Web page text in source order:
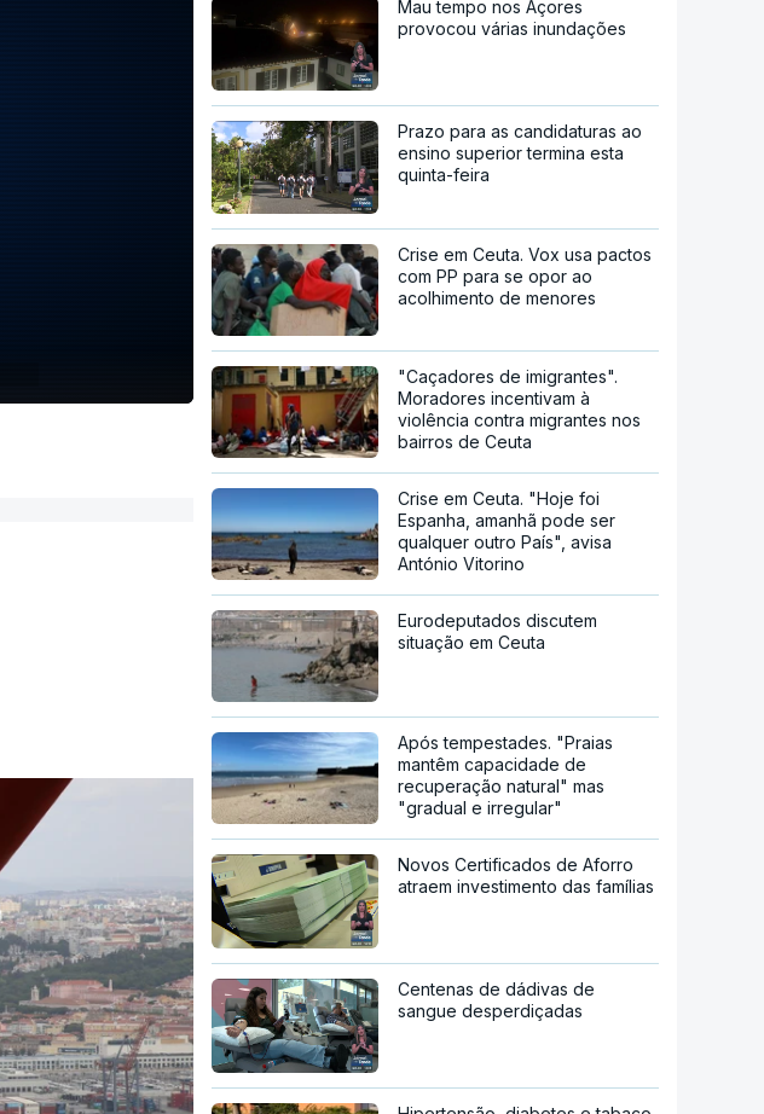
Mau tempo nos Açores
provocou várias inundações
Prazo para as candidaturas ao
ensino superior termina esta
quinta-feira
Crise em Ceuta. Vox usa pactos
com PP para se opor ao
acolhimento de menores
"Caçadores de imigrantes".
Moradores incentivam à
violência contra migrantes nos
bairros de Ceuta
Crise em Ceuta. "Hoje foi
Espanha, amanhã pode ser
qualquer outro País", avisa
António Vitorino
Eurodeputados discutem
situação em Ceuta
Após tempestades. "Praias
mantêm capacidade de
recuperação natural" mas
"gradual e irregular"
Novos Certificados de Aforro
atraem investimento das famílias
Centenas de dádivas de
sangue desperdiçadas